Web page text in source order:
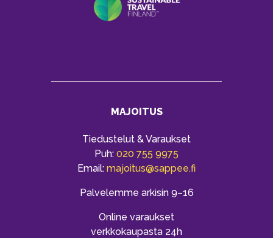
MAJOITUS
Tiedustelut & Varaukset
Puh: 020 755 9975
Email: majoitus@sappee.fi
Palvelemme arkisin 9–16
Online varaukset
verkkokaupasta 24h